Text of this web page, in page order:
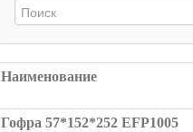
Наименование
Гофра 57*152*252 EFP1005